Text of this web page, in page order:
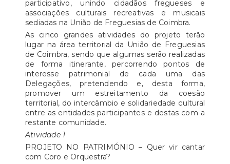
participativo, unindo cidadãos fregueses e
associações culturais recreativas e musicais
sediadas na União de Freguesias de Coimbra.
As cinco grandes atividades do projeto terão
lugar na área territorial da União de Freguesias
de Coimbra, sendo que algumas serão realizadas
de forma itinerante, percorrendo pontos de
interesse patrimonial de cada uma das
Delegações, pretendendo e, desta forma,
promover um estreitamento da coesão
territorial, do intercâmbio e solidariedade cultural
entre as entidades participantes e destas com a
restante comunidade.
Atividade 1
PROJETO NO PATRIMÓNIO – Quer vir cantar
com Coro e Orquestra?